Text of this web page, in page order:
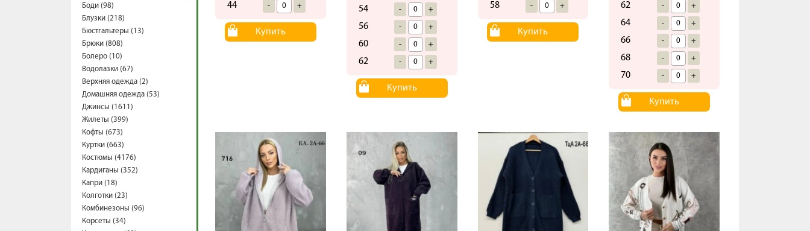
Боди (98)
Блузки (218)
Бюстгальтеры (13)
Брюки (808)
Болеро (10)
Водолазки (67)
Верхняя одежда (2)
Домашняя одежда (53)
Джинсы (1611)
Жилеты (399)
Кофты (673)
Куртки (663)
Костюмы (4176)
Кардиганы (352)
Капри (18)
Колготки (23)
Комбинезоны (96)
Корсеты (34)
44 - +
Купить
54 - +
56 - +
60 - +
62 - +
Купить
58 - +
Купить
62 - +
64 - +
66 - +
68 - +
70 - +
Купить